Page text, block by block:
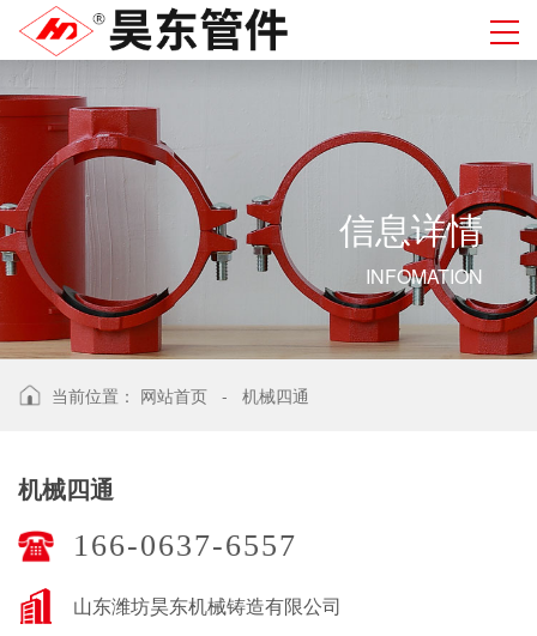
信息详情
INFOMATION
当前位置： 网站首页 - 机械四通
机械四通
166-0637-6557
山东潍坊昊东机械铸造有限公司